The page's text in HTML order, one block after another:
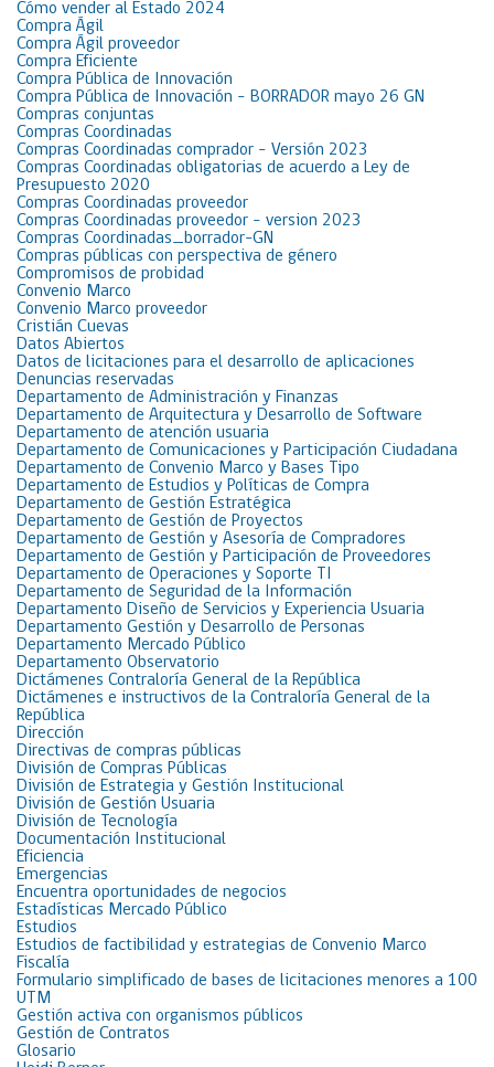
Cómo vender al Estado 2024
Compra Ágil
Compra Ágil proveedor
Compra Eficiente
Compra Pública de Innovación
Compra Pública de Innovación – BORRADOR mayo 26 GN
Compras conjuntas
Compras Coordinadas
Compras Coordinadas comprador – Versión 2023
Compras Coordinadas obligatorias de acuerdo a Ley de
Presupuesto 2020
Compras Coordinadas proveedor
Compras Coordinadas proveedor – version 2023
Compras Coordinadas_borrador-GN
Compras públicas con perspectiva de género
Compromisos de probidad
Convenio Marco
Convenio Marco proveedor
Cristián Cuevas
Datos Abiertos
Datos de licitaciones para el desarrollo de aplicaciones
Denuncias reservadas
Departamento de Administración y Finanzas
Departamento de Arquitectura y Desarrollo de Software
Departamento de atención usuaria
Departamento de Comunicaciones y Participación Ciudadana
Departamento de Convenio Marco y Bases Tipo
Departamento de Estudios y Políticas de Compra
Departamento de Gestión Estratégica
Departamento de Gestión de Proyectos
Departamento de Gestión y Asesoría de Compradores
Departamento de Gestión y Participación de Proveedores
Departamento de Operaciones y Soporte TI
Departamento de Seguridad de la Información
Departamento Diseño de Servicios y Experiencia Usuaria
Departamento Gestión y Desarrollo de Personas
Departamento Mercado Público
Departamento Observatorio
Dictámenes Contraloría General de la República
Dictámenes e instructivos de la Contraloría General de la
República
Dirección
Directivas de compras públicas
División de Compras Públicas
División de Estrategia y Gestión Institucional
División de Gestión Usuaria
División de Tecnología
Documentación Institucional
Eficiencia
Emergencias
Encuentra oportunidades de negocios
Estadísticas Mercado Público
Estudios
Estudios de factibilidad y estrategias de Convenio Marco
Fiscalía
Formulario simplificado de bases de licitaciones menores a 100
UTM
Gestión activa con organismos públicos
Gestión de Contratos
Glosario